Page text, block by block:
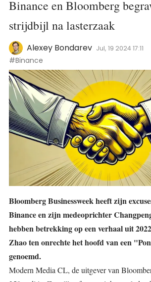
Binance en Bloomberg
strijdbijl na lasterzaak
Alexey Bondarev Jul, 19 2024 17:11
#Binance
Bloomberg Businessweek heeft zijn
Binance en zijn medeoprichter
hebben betrekking op een verhaal uit
Zhao ten onrechte het hoofd van een
genoemd.
Modern Media CL, de uitgever van